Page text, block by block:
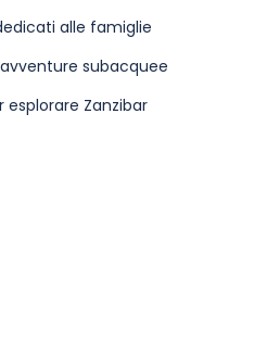
alle famiglie
subacquee
esplorare Zanzibar